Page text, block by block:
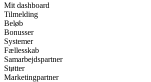
Mit dashboard
Tilmelding
Beløb
Bonusser
Systemer
Fællesskab
Samarbejdspartner
Støtter
Marketingpartner